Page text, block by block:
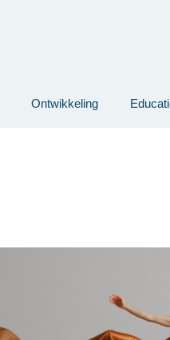
Ontwikkeling